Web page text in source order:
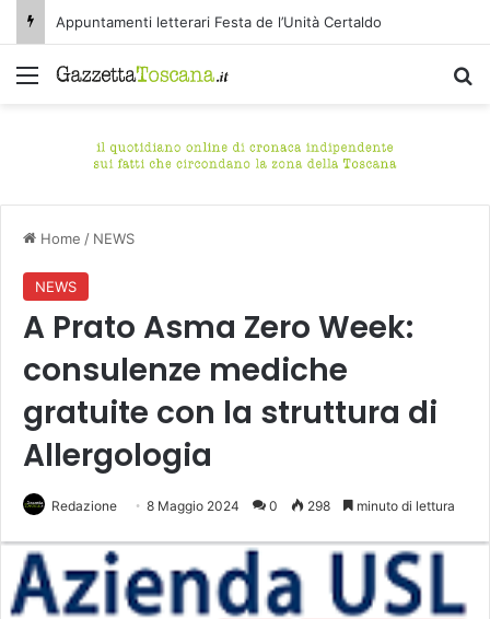
Appuntamenti letterari Festa de l’Unità Certaldo
Menu
Home / NEWS
NEWS
A Prato Asma Zero Week:
consulenze mediche
gratuite con la struttura di
Allergologia
Redazione 8 Maggio 2024 0 298 minuto di lettura